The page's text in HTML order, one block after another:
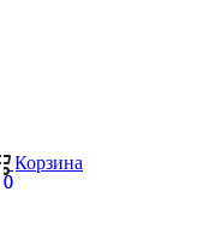
Корзина
0
0